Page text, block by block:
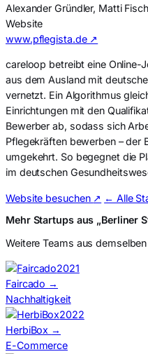
Alexander Gründler, Matti
Website
www.pflegista.de ↗
careloop betreibt eine
aus dem Ausland mit
vernetzt. Ein Algorithmus
Einrichtungen mit den
Bewerber ab, sodass sich
Pflegekräften bewerben – der
umgekehrt. So begegnet die
im deutschen
Website besuchen ↗ ← Alle
Mehr Startups aus „Berliner
Weitere Teams aus
2021
Faircado →
Nachhaltigkeit
2022
HerbiBox →
E-Commerce